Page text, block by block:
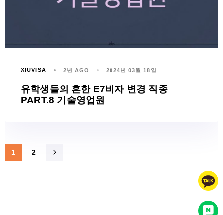
XIUVISA 2년 AGO 2024년 03월 18일
유학생들의 흔한 E7비자 변경 직종
PART.8 기술영업원
1 2